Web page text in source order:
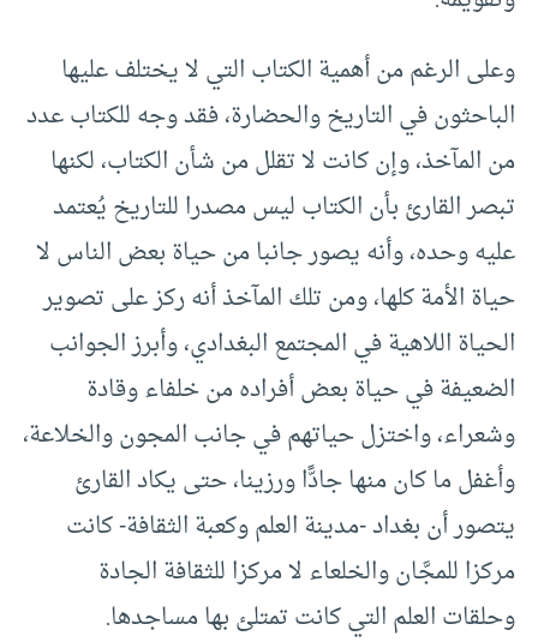
وعلى الرغم من أهمية الكتاب التي لا يختلف عليها
الباحثون في التاريخ والحضارة، فقد وجه للكتاب عدد
من المآخذ، وإن كانت لا تقلل من شأن الكتاب، لكنها
تبصر القارئ بأن الكتاب ليس مصدرا للتاريخ يُعتمد
عليه وحده، وأنه يصور جانبا من حياة بعض الناس لا
حياة الأمة كلها، ومن تلك المآخذ أنه ركز على تصوير
الحياة اللاهية في المجتمع البغدادي، وأبرز الجوانب
الضعيفة في حياة بعض أفراده من خلفاء وقادة
وشعراء، واختزل حياتهم في جانب المجون والخلاعة،
وأغفل ما كان منها جادًّا ورزينا، حتى يكاد القارئ
يتصور أن بغداد -مدينة العلم وكعبة الثقافة- كانت
مركزا للمجَّان والخلعاء لا مركزا للثقافة الجادة
وحلقات العلم التي كانت تمتلئ بها مساجدها.